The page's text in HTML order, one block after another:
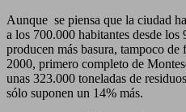
Aunque se piensa que la ciudad
a los 700.000 habitantes desde
producen más basura, tampoco
2000, primero completo de
unas 323.000 toneladas de
sólo suponen un 14% más.